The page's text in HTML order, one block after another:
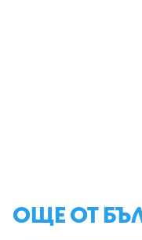
ОЩЕ ОТ